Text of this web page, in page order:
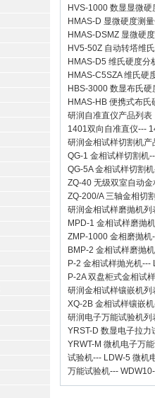
HVS-1000 数显显微硬
HMAS-D 显微硬度测
HMAS-DSMZ 显微硬
HV5-50Z 自动转塔维
HMAS-D5 维氏硬度分
HMAS-C5SZA 维氏硬
HBS-3000 数显布氏硬
HMAS-HB 便携式布氏
研润自准直仪产品列表
1401双向自准直仪---
研润金相试样切割机产
QG-1 金相试样切割机
QG-5A 金相试样切割机
ZQ-40 无级双室自动金
ZQ-200/A 三轴金相切
研润金相试样磨抛机列
MPD-1 金相试样磨抛机
ZMP-1000 金相磨抛机
BMP-2 金相试样磨抛机
P-2 金相试样抛光机---
P-2A 双盘柜式金相试
研润金相试样镶嵌机列
XQ-2B 金相试样镶嵌机
研润电子万能试验机列
YRST-D 数显电子拉力
YRWT-M 微机电子万
试验机--- LDW-5 微机
万能试验机---